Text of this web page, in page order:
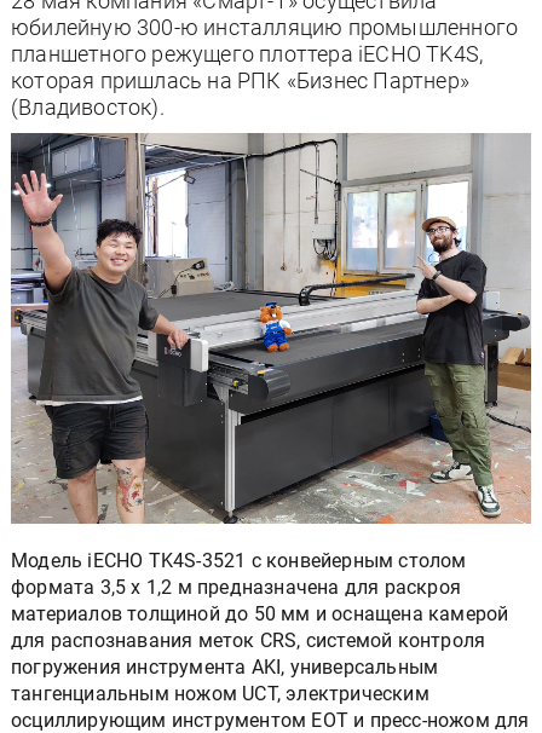
юбилейную 300-ю инсталляцию промышленного
планшетного режущего плоттера iECHO TK4S,
которая пришлась на РПК «Бизнес Партнер»
(Владивосток).
Модель iECHO TK4S-3521 с конвейерным столом
формата 3,5 х 1,2 м предназначена для раскроя
материалов толщиной до 50 мм и оснащена камерой
для распознавания меток CRS, системой контроля
погружения инструмента AKI, универсальным
тангенциальным ножом UCT, электрическим
осциллирующим инструментом EOT и пресс-ножом для